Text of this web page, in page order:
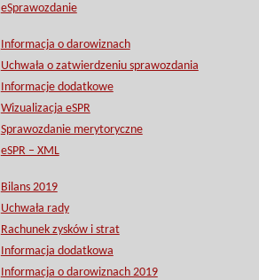
eSprawozdanie
Informacja o darowiznach
Uchwała o zatwierdzeniu sprawozdania
Informacje dodatkowe
Wizualizacja eSPR
Sprawozdanie merytoryczne
eSPR – XML
Bilans 2019
Uchwała rady
Rachunek zysków i strat
Informacja dodatkowa
Informacja o darowiznach 2019